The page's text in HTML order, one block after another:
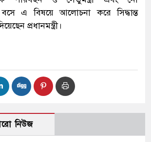
বসে এ বিষয়ে আলোচনা করে সিদ্ধান্ত
প্রধানমন্ত্রী।
নিউজ